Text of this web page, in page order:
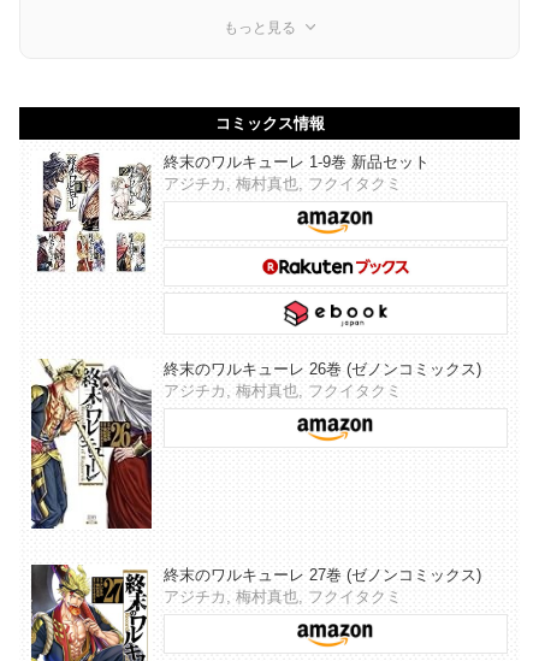
もっと見る
コミックス情報
終末のワルキューレ 1-9巻 新品セット
アジチカ, 梅村真也, フクイタクミ
終末のワルキューレ 26巻 (ゼノンコミックス)
アジチカ, 梅村真也, フクイタクミ
終末のワルキューレ 27巻 (ゼノンコミックス)
アジチカ, 梅村真也, フクイタクミ